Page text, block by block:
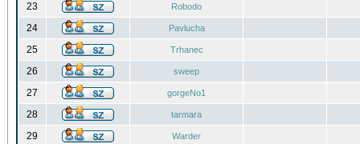
23 Robodo
24 Pavlucha
25 Trhanec
26 sweep
27 gorgeNo1
28 tarmara
29 Warder